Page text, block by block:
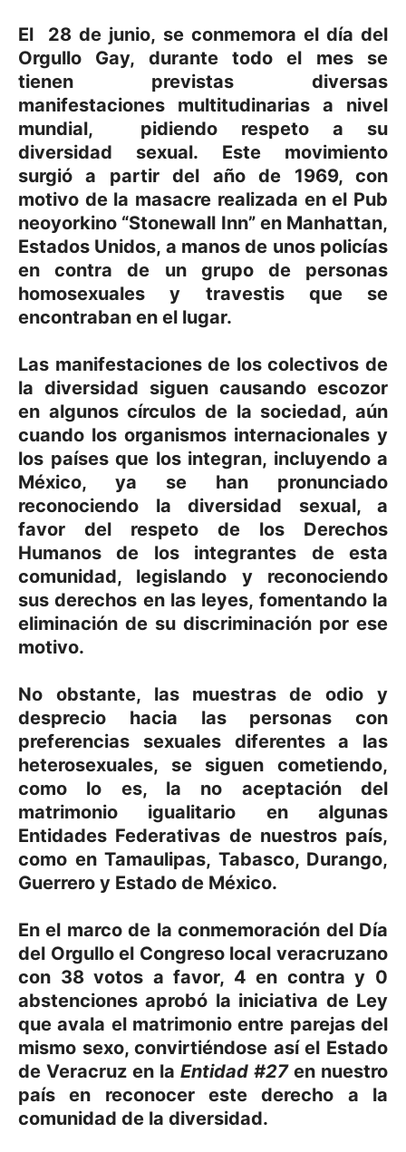
El 28 de junio, se conmemora el día del
Orgullo Gay, durante todo el mes se
tienen previstas diversas
manifestaciones multitudinarias a nivel
mundial, pidiendo respeto a su
diversidad sexual. Este movimiento
surgió a partir del año de 1969, con
motivo de la masacre realizada en el Pub
neoyorkino “Stonewall Inn” en Manhattan,
Estados Unidos, a manos de unos policías
en contra de un grupo de personas
homosexuales y travestis que se
encontraban en el lugar.
Las manifestaciones de los colectivos de
la diversidad siguen causando escozor
en algunos círculos de la sociedad, aún
cuando los organismos internacionales y
los países que los integran, incluyendo a
México, ya se han pronunciado
reconociendo la diversidad sexual, a
favor del respeto de los Derechos
Humanos de los integrantes de esta
comunidad, legislando y reconociendo
sus derechos en las leyes, fomentando la
eliminación de su discriminación por ese
motivo.
No obstante, las muestras de odio y
desprecio hacia las personas con
preferencias sexuales diferentes a las
heterosexuales, se siguen cometiendo,
como lo es, la no aceptación del
matrimonio igualitario en algunas
Entidades Federativas de nuestros país,
como en Tamaulipas, Tabasco, Durango,
Guerrero y Estado de México.
En el marco de la conmemoración del Día
del Orgullo el Congreso local veracruzano
con 38 votos a favor, 4 en contra y 0
abstenciones aprobó la iniciativa de Ley
que avala el matrimonio entre parejas del
mismo sexo, convirtiéndose así el Estado
de Veracruz en la Entidad #27 en nuestro
país en reconocer este derecho a la
comunidad de la diversidad.